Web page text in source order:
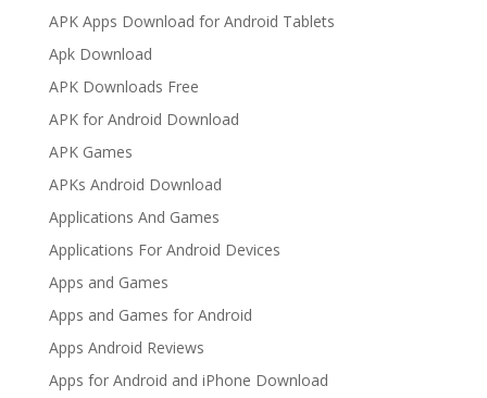
APK Apps Download for Android Tablets
Apk Download
APK Downloads Free
APK for Android Download
APK Games
APKs Android Download
Applications And Games
Applications For Android Devices
Apps and Games
Apps and Games for Android
Apps Android Reviews
Apps for Android and iPhone Download